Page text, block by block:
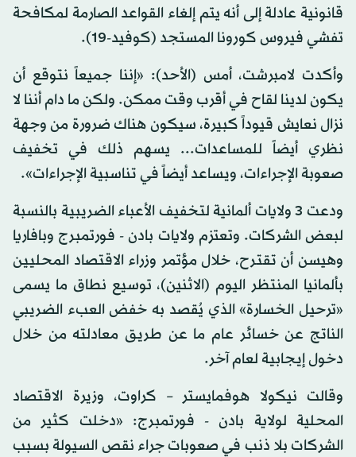
قانونية عادلة إلى أنه يتم إلغاء القواعد الصارمة لمكافحة
تفشي فيروس كورونا المستجد (كوفيد-19).
وأكدت لامبرشت، أمس (الأحد): «إننا جميعاً نتوقع أن
يكون لدينا لقاح في أقرب وقت ممكن. ولكن ما دام أننا لا
نزال نعايش قيوداً كبيرة، سيكون هناك ضرورة من وجهة
نظري أيضاً للمساعدات... يسهم ذلك في تخفيف
صعوبة الإجراءات، ويساعد أيضاً في تناسبية الإجراءات».
ودعت 3 ولايات ألمانية لتخفيف الأعباء الضريبية بالنسبة
لبعض الشركات. وتعتزم ولايات بادن - فورتمبرج وبافاريا
وهيسن أن تقترح، خلال مؤتمر وزراء الاقتصاد المحليين
بألمانيا المنتظر اليوم (الاثنين)، توسيع نطاق ما يسمى
«ترحيل الخسارة» الذي يُقصد به خفض العبء الضريبي
الناتج عن خسائر عام ما عن طريق معادلته من خلال
دخول إيجابية لعام آخر.
وقالت نيكولا هوفمايستر – كراوت، وزيرة الاقتصاد
المحلية لولاية بادن - فورتمبرج: «دخلت كثير من
الشركات بلا ذنب في صعوبات جراء نقص السيولة بسبب